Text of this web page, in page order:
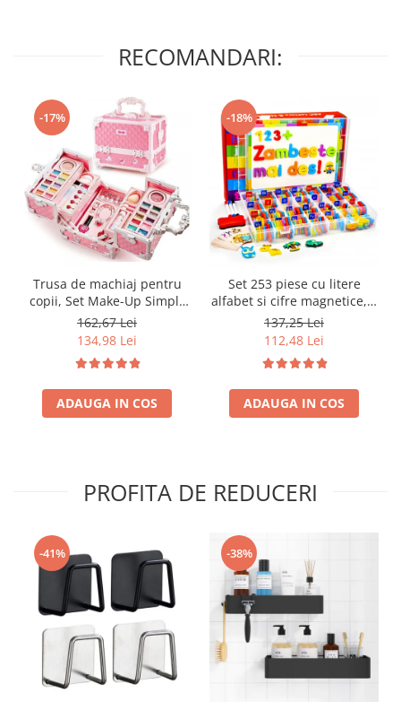
RECOMANDARI:
-17%
Trusa de machiaj pentru
copii, Set Make-Up Simply
Joy, cu 47 de elemente
pentru make-up, rujuri,
farduri, oja, Design inedit,
geanta cu maner pentru
transport, pentru fetite de
3,4,5,6,7,8,9 ani
162,67 Lei
134,98 Lei
ADAUGA IN COS
-18%
Set 253 piese cu litere
alfabet si cifre magnetice, 1
tabla magnetica cu doua
fete si cutie de depozitare,
jucarii educative pentru
copii de 3,4,5,6,7 ani
137,25 Lei
112,48 Lei
ADAUGA IN COS
PROFITA DE REDUCERI
-41% -38%